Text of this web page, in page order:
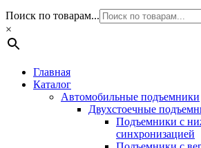
Поиск по товарам...
×
Главная
Каталог
Автомобильные подъемники
Двухстоечные
Подъемники с
синхронизацией